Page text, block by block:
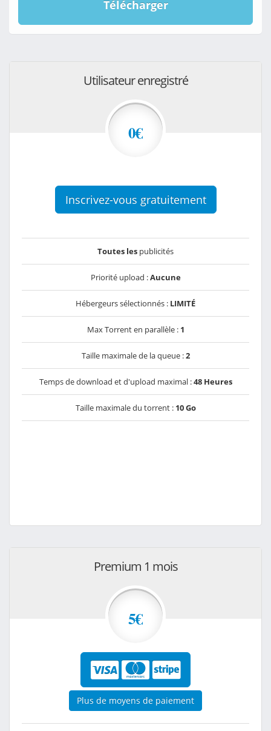
Télécharger
Utilisateur enregistré
0€
Inscrivez-vous gratuitement
Toutes les publicités
Priorité upload :Aucune
Hébergeurs sélectionnés : LIMITÉ
Max Torrent en parallèle : 1
Taille maximale de la queue :2
Temps de download et d'upload maximal :48 Heures
Taille maximale du torrent : 10 Go
Premium 1 mois
5€
Plus de moyens de paiement